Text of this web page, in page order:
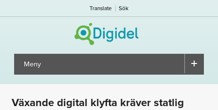
Translate Sök
Meny ▼
Växande digital klyfta kräver statlig